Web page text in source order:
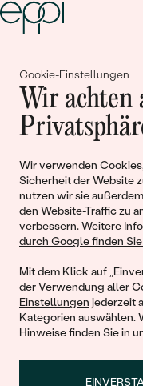
Cookie-Einstellungen
Wir achten
Wir verwenden
Sicherheit der Website
nutzen wir sie
den Website-Traffic zu
verbessern. Weitere
durch Google finden
Mit dem Klick auf
der Verwendung aller
Einstellungen jederzeit
Kategorien auswählen.
Hinweise finden Sie in
Gemeinsam
Geschichten
Liebe
Begleiten Sie uns!
© 2011 - 2026, Eppi.de